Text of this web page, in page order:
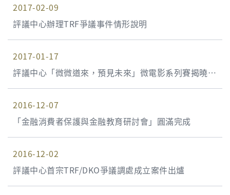
2017-02-09
評議中心辦理TRF爭議事件情形說明
2017-01-17
評議中心「微微道來，預見未來」微電影系列賽揭曉
《鐵門外的佐築先生》勇奪首獎 讓社會關懷延伸至金
融消費紛爭
2016-12-07
「金融消費者保護與金融教育研討會」圓滿完成
2016-12-02
評議中心首宗TRF/DKO爭議調處成立案件出爐